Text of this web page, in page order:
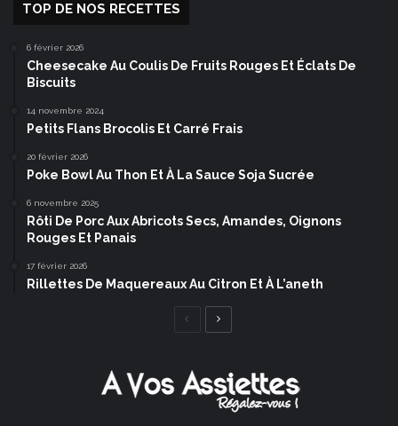
TOP DE NOS RECETTES
6 février 2026
Cheesecake Au Coulis De Fruits Rouges Et Éclats De
Biscuits
14 novembre 2024
Petits Flans Brocolis Et Carré Frais
20 février 2026
Poke Bowl Au Thon Et À La Sauce Soja Sucrée
6 novembre 2025
Rôti De Porc Aux Abricots Secs, Amandes, Oignons
Rouges Et Panais
17 février 2026
Rillettes De Maquereaux Au Citron Et À L’aneth
Page